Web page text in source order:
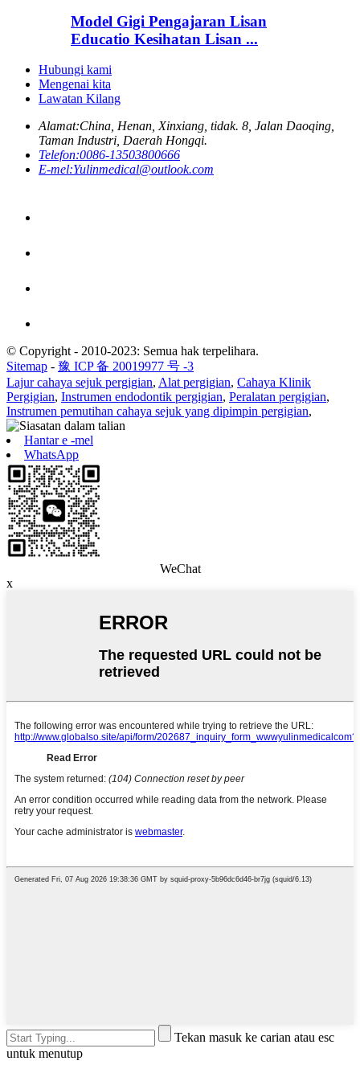
Model Gigi Pengajaran Lisan
Educatio Kesihatan Lisan ...
Hubungi kami
Mengenai kita
Lawatan Kilang
Alamat:China, Henan, Xinxiang, tidak. 8, Jalan Daoqing,
Taman Industri, Daerah Hongqi.
Telefon:0086-13503800666
E-mel:Yulinmedical@outlook.com
© Copyright - 2010-2023: Semua hak terpelihara.
Sitemap - 豫 ICP 备 20019977 号 -3
Lajur cahaya sejuk pergigian, Alat pergigian, Cahaya Klinik
Pergigian, Instrumen endodontik pergigian, Peralatan pergigian,
Instrumen pemutihan cahaya sejuk yang dipimpin pergigian,
Hantar e -mel
WhatsApp
WeChat
x
Tekan masuk ke carian atau esc
untuk menutup